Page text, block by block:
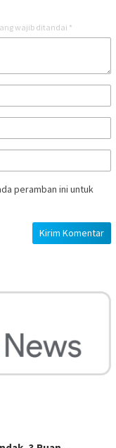
wajib ditandai *
peramban ini untuk